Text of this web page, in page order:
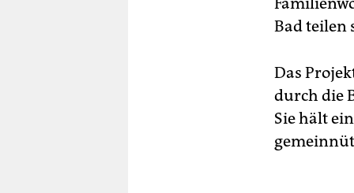
Bad teilen
Das
durch die
Sie hält